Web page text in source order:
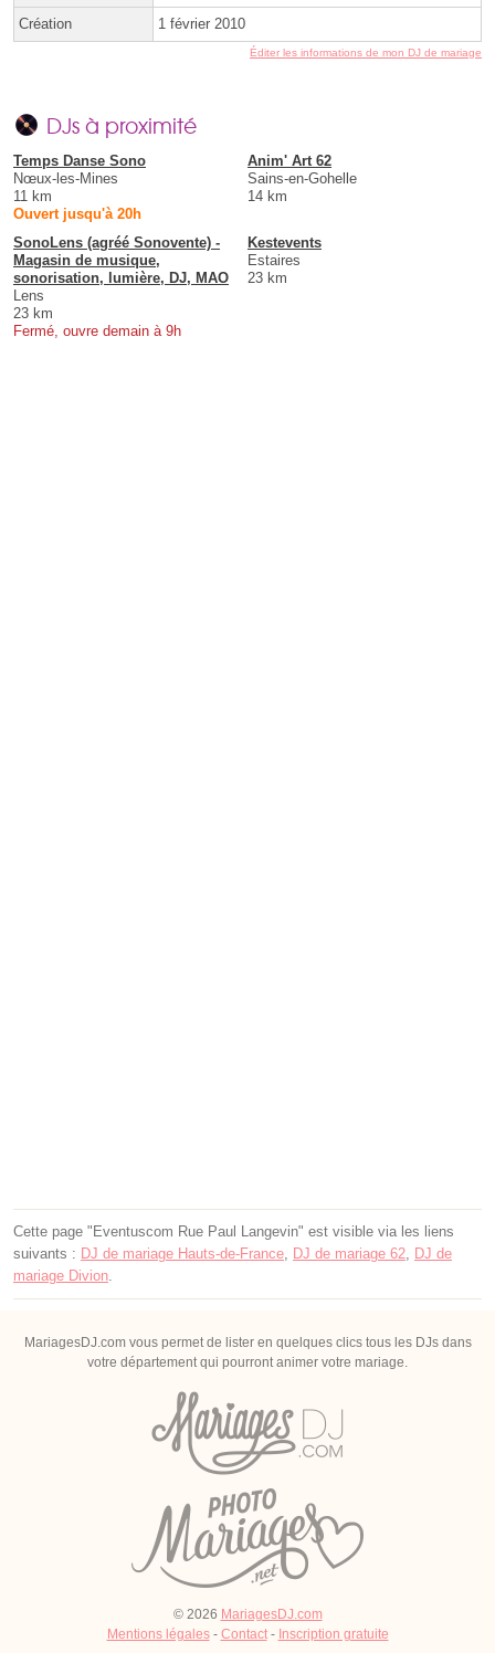
Création 1 février 2010
Éditer les informations de mon DJ de mariage
DJs à proximité
Temps Danse Sono
Nœux-les-Mines
11 km
Ouvert jusqu'à 20h
Anim' Art 62
Sains-en-Gohelle
14 km
SonoLens (agréé Sonovente) -
Magasin de musique,
sonorisation, lumière, DJ, MAO
Lens
23 km
Fermé, ouvre demain à 9h
Kestevents
Estaires
23 km
Cette page "Eventuscom Rue Paul Langevin" est visible via les liens
suivants : DJ de mariage Hauts-de-France, DJ de mariage 62, DJ de
mariage Divion.
MariagesDJ.com vous permet de lister en quelques clics tous les DJs dans
votre département qui pourront animer votre mariage.
© 2026 MariagesDJ.com
Mentions légales- Contact- Inscription gratuite